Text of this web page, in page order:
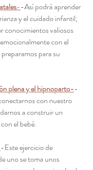
--Así podrá aprender
y el cuidado infantil;
conocimientos valiosos
con el
para su
plena y el hipnoparto--
con nuestro
a construir un
el bebé.
-Este ejercicio de
uno se toma unos